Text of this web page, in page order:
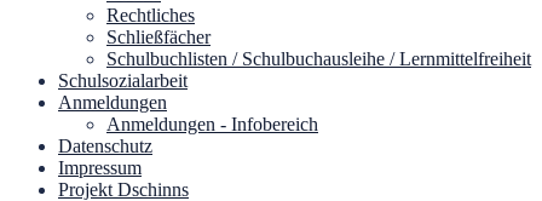
Rechtliches
Schließfächer
Schulbuchlisten / Schulbuchausleihe / Lernmittelfreiheit
Schulsozialarbeit
Anmeldungen
Anmeldungen - Infobereich
Datenschutz
Impressum
Projekt Dschinns